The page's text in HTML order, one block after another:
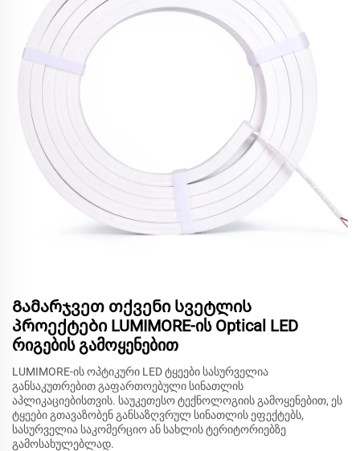
Გამარჯვეთ თქვენი სვეტლის
პროექტები LUMIMORE-ის Optical LED
რიგების გამოყენებით
LUMIMORE-ის ოპტიკური LED ტყეები სასურველია
განსაკუთრებით გაფართოებული სინათლის
აპლიკაციებისთვის. საუკეთესო ტექნოლოგიის გამოყენებით, ეს
ტყეები გთავაზობენ განსაზღვრულ სინათლის ეფექტებს,
სასურველია საკომერციო ან სახლის ტერიტორიებზე
გამოსახულებლად.